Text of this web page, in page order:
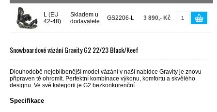
L (EU
42-48)
Skladem u
dodavatele
GS2206-L 3 890,- Kč
Snowboardové vázání Gravity G2 22/23 Black/Keef
Dlouhodobě nejoblíbenější model vázání v naší nabídce Gravity je znovu
připraven tě ohromit. Perfektní kombinace výkonu, komfortu a skvělého
designu. Ve své kategorii je G2 bezkonkurenční.
Specifikace